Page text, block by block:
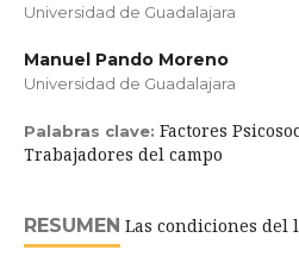
Universidad de Guadalajara
Manuel Pando Moreno
Universidad de Guadalajara
Palabras clave: Factores
Trabajadores del campo
RESUMEN Las condiciones